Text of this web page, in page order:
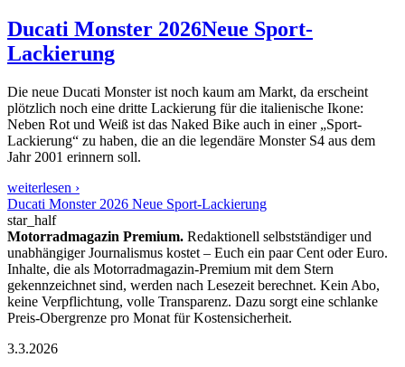
Ducati Monster 2026Neue Sport-
Lackierung
Die neue Ducati Monster ist noch kaum am Markt, da erscheint
plötzlich noch eine dritte Lackierung für die italienische Ikone:
Neben Rot und Weiß ist das Naked Bike auch in einer „Sport-
Lackierung“ zu haben, die an die legendäre Monster S4 aus dem
Jahr 2001 erinnern soll.
weiterlesen ›
Ducati Monster 2026 Neue Sport-Lackierung
star_half
Motorradmagazin Premium. Redaktionell selbstständiger und
unabhängiger Journalismus kostet – Euch ein paar Cent oder Euro.
Inhalte, die als Motorradmagazin-Premium mit dem Stern
gekennzeichnet sind, werden nach Lesezeit berechnet. Kein Abo,
keine Verpflichtung, volle Transparenz. Dazu sorgt eine schlanke
Preis-Obergrenze pro Monat für Kostensicherheit.
3.3.2026